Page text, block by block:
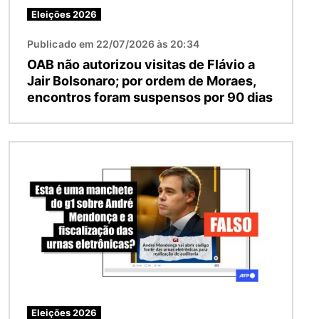
Eleições 2026
Publicado em 22/07/2026 às 20:34
OAB não autorizou visitas de Flávio a
Jair Bolsonaro; por ordem de Moraes,
encontros foram suspensos por 90 dias
Eleições 2026